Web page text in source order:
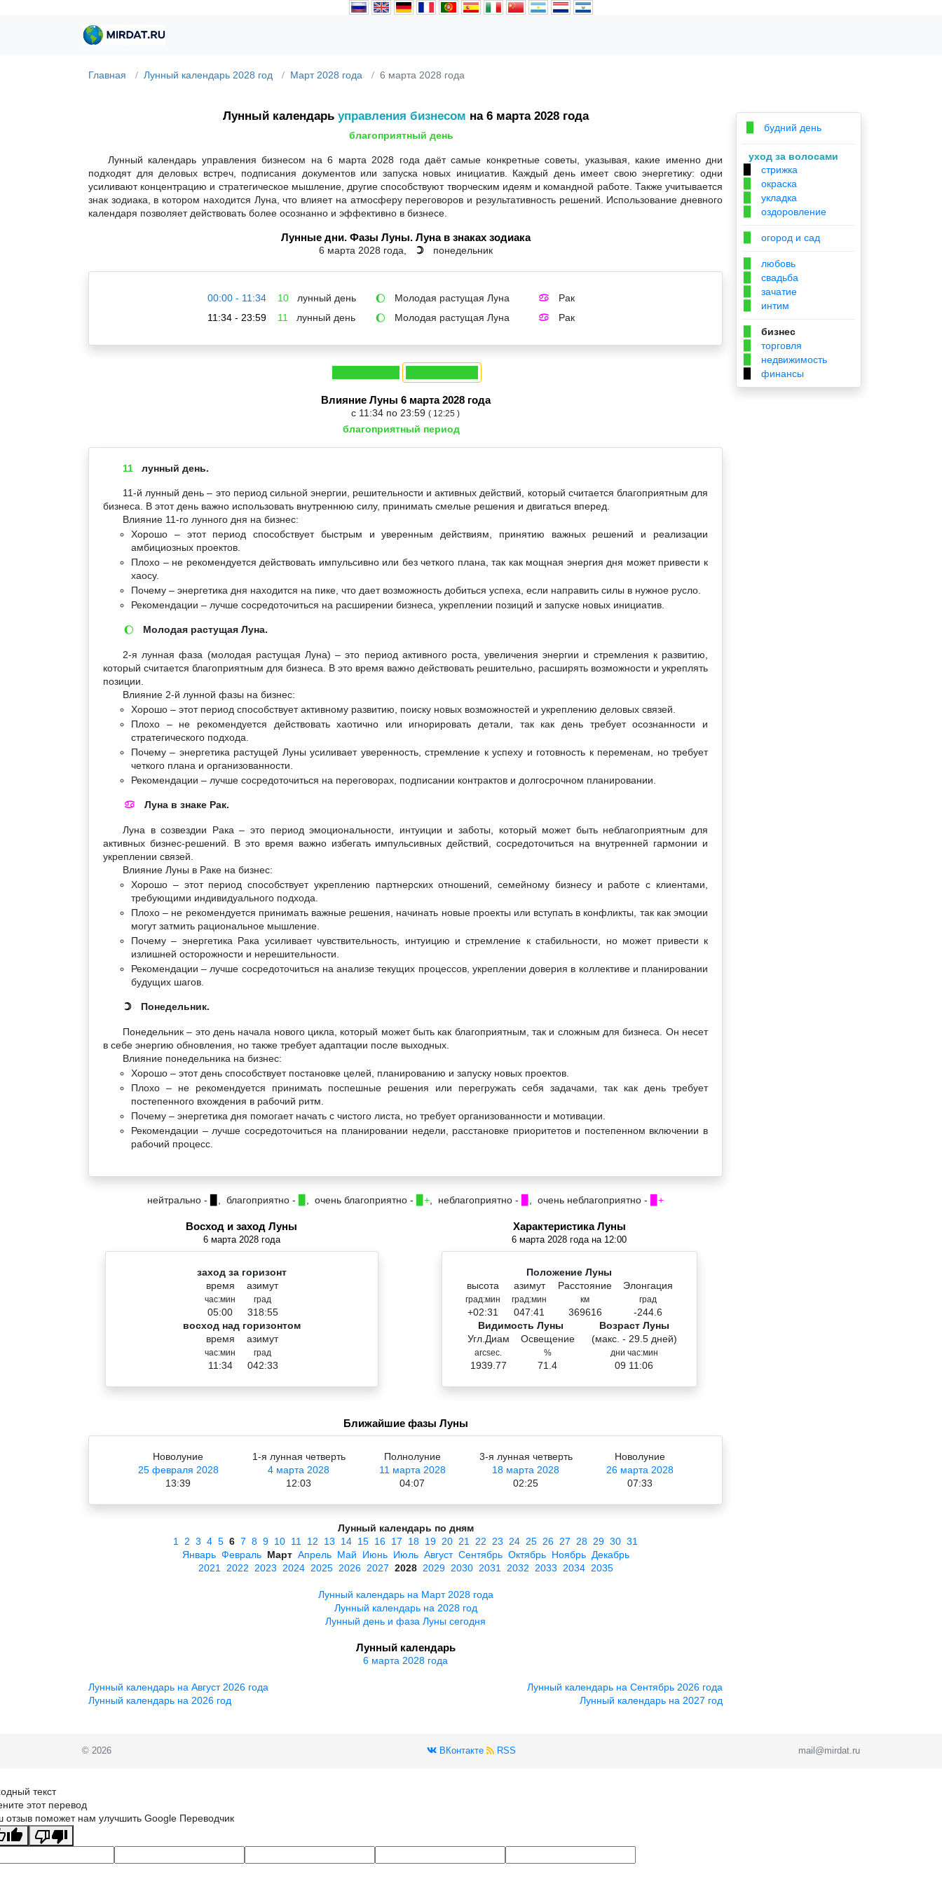
Главная Лунный календарь 2028 год Март 2028 года 6 марта 2028 года
Лунный календарь управления бизнесом на 6 марта 2028 года
благоприятный день
Лунный календарь управления бизнесом на 6 марта 2028 года даёт самые конкретные советы, указывая, какие именно дни
подходят для деловых встреч, подписания документов или запуска новых инициатив. Каждый день имеет свою энергетику: одни
усиливают концентрацию и стратегическое мышление, другие способствуют творческим идеям и командной работе. Также учитывается
знак зодиака, в котором находится Луна, что влияет на атмосферу переговоров и результативность решений. Использование дневного
календаря позволяет действовать более осознанно и эффективно в бизнесе.
Лунные дни. Фазы Луны. Луна в знаках зодиака
6 марта 2028 года, ☽ понедельник
00:00 - 11:34 10 лунный день 🌔 Молодая растущая Луна ♋
Рак
11:34 - 23:59
11 лунный день 🌔 Молодая растущая Луна ♋ Рак
Влияние Луны 6 марта 2028 года
с 11:34 по 23:59 ( 12:25 )
благоприятный период
11 лунный день.
11-й лунный день – это период сильной энергии, решительности и активных действий, который считается благоприятным для
бизнеса. В этот день важно использовать внутреннюю силу, принимать смелые решения и двигаться вперед.
Влияние 11-го лунного дня на бизнес:
Хорошо – этот период способствует быстрым и уверенным действиям, принятию важных решений и реализации
амбициозных проектов.
Плохо – не рекомендуется действовать импульсивно или без четкого плана, так как мощная энергия дня может привести к
хаосу.
Почему – энергетика дня находится на пике, что дает возможность добиться успеха, если направить силы в нужное русло.
Рекомендации – лучше сосредоточиться на расширении бизнеса, укреплении позиций и запуске новых инициатив.
🌔 Молодая растущая Луна.
2-я лунная фаза (молодая растущая Луна) – это период активного роста, увеличения энергии и стремления к развитию,
который считается благоприятным для бизнеса. В это время важно действовать решительно, расширять возможности и укреплять
позиции.
Влияние 2-й лунной фазы на бизнес:
Хорошо – этот период способствует активному развитию, поиску новых возможностей и укреплению деловых связей.
Плохо – не рекомендуется действовать хаотично или игнорировать детали, так как день требует осознанности и
стратегического подхода.
Почему – энергетика растущей Луны усиливает уверенность, стремление к успеху и готовность к переменам, но требует
четкого плана и организованности.
Рекомендации – лучше сосредоточиться на переговорах, подписании контрактов и долгосрочном планировании.
♋ Луна в знаке Рак.
Луна в созвездии Рака – это период эмоциональности, интуиции и заботы, который может быть неблагоприятным для
активных бизнес-решений. В это время важно избегать импульсивных действий, сосредоточиться на внутренней гармонии и
укреплении связей.
Влияние Луны в Раке на бизнес:
Хорошо – этот период способствует укреплению партнерских отношений, семейному бизнесу и работе с клиентами,
требующими индивидуального подхода.
Плохо – не рекомендуется принимать важные решения, начинать новые проекты или вступать в конфликты, так как эмоции
могут затмить рациональное мышление.
Почему – энергетика Рака усиливает чувствительность, интуицию и стремление к стабильности, но может привести к
излишней осторожности и нерешительности.
Рекомендации – лучше сосредоточиться на анализе текущих процессов, укреплении доверия в коллективе и планировании
будущих шагов.
☽ Понедельник.
Понедельник – это день начала нового цикла, который может быть как благоприятным, так и сложным для бизнеса. Он несет
в себе энергию обновления, но также требует адаптации после выходных.
Влияние понедельника на бизнес:
Хорошо – этот день способствует постановке целей, планированию и запуску новых проектов.
Плохо – не рекомендуется принимать поспешные решения или перегружать себя задачами, так как день требует
постепенного вхождения в рабочий ритм.
Почему – энергетика дня помогает начать с чистого листа, но требует организованности и мотивации.
Рекомендации – лучше сосредоточиться на планировании недели, расстановке приоритетов и постепенном включении в
рабочий процесс.
нейтрально - , благоприятно - , очень благоприятно - ▉+ , неблагоприятно - , очень неблагоприятно - ▉+
Восход и заход Луны
6 марта 2028 года
заход за горизонт
время
час:мин
05:00
азимут
град
318:55
восход над горизонтом
время
час:мин
11:34
азимут
град
042:33
Характеристика Луны
6 марта 2028 года на 12:00
Положение Луны
высота
град:мин
+02:31
азимут
град:мин
047:41
Расстояние
км
369616
Элонгация
град
-244.6
Видимость Луны
Угл.Диам
arcsec.
1939.77
Освещение
%
71.4
Возраст Луны
(макс. - 29.5 дней)
дни час:мин
09 11:06
Ближайшие фазы Луны
Новолуние
25 февраля 2028
13:39
1-я лунная четверть
4 марта 2028
12:03
Полнолуние
11 марта 2028
04:07
3-я лунная четверть
18 марта 2028
02:25
Новолуние
26 марта 2028
07:33
Лунный календарь по дням
1
2 3 4 5 6 7 8 9 10 11 12 13 14 15 16 17 18 19 20 21 22 23 24 25 26 27 28 29 30 31
Январь Февраль Март Апрель Май Июнь Июль Август Сентябрь Октябрь Ноябрь Декабрь
2021
2022 2023 2024 2025 2026 2027 2028 2029 2030 2031 2032 2033 2034 2035
Лунный календарь на Март 2028 года
Лунный календарь на 2028 год
Лунный день и фаза Луны сегодня
Лунный календарь
6 марта 2028 года
Лунный календарь на Август 2026 года
Лунный календарь на 2026 год
Лунный календарь на Сентябрь 2026 года
Лунный календарь на 2027 год
будний день
уход за волосами
стрижка
окраска
укладка
оздоровление
огород и сад
любовь
свадьба
зачатие
интим
бизнес
торговля
недвижимость
финансы
© 2026 ВКонтакте RSS mail@mirdat.ru
текст
этот перевод
отзыв поможет нам улучшить Google Переводчик